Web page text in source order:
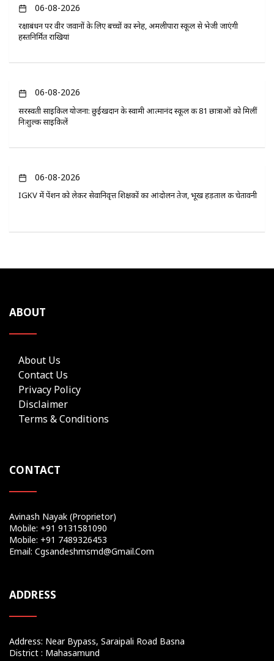
06-08-2026
रक्षाबंधन पर वीर जवानों के लिए बच्चों का स्नेह, अमलीपारा स्कूल से भेजी जाएंगी
हस्तनिर्मित राखियां
06-08-2026
सरस्वती साइकिल योजना: छुईखदान के स्वामी आत्मानंद स्कूल की 81 छात्राओं को मिलीं
निःशुल्क साइकिलें
06-08-2026
IGKV में पेंशन को लेकर सेवानिवृत्त शिक्षकों का आंदोलन तेज, भूख हड़ताल की चेतावनी
ABOUT
About Us
Contact Us
Privacy Policy
Disclaimer
Terms & Conditions
CONTACT
Avinash Nayak (Proprietor)
Mobile: +91 9131581090
Mobile: +91 7489326453
Email: Cgsandeshmsmd@gmail.com
ADDRESS
Address: Near Bypass, Saraipali Road Basna
District : Mahasamund